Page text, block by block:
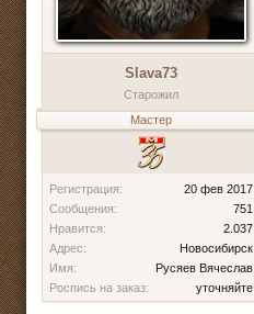
Slava73
Старожил
Мастер
Регистрация:
20 фев 2017
Сообщения:
751
Нравится:
2.037
Адрес:
Новосибирск
Имя:
Русяев Вячеслав
Роспись на заказ:
уточняйте